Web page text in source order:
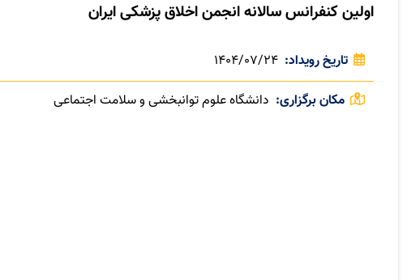
اولین کنفرانس سالانه انجمن اخلاق پزشکی ایران
تاریخ رویداد 1404/07/24
مکان برگزاری دانشگاه علوم توانبخشی و سلامت اجتماعی